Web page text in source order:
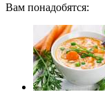
Вам понадобятся: